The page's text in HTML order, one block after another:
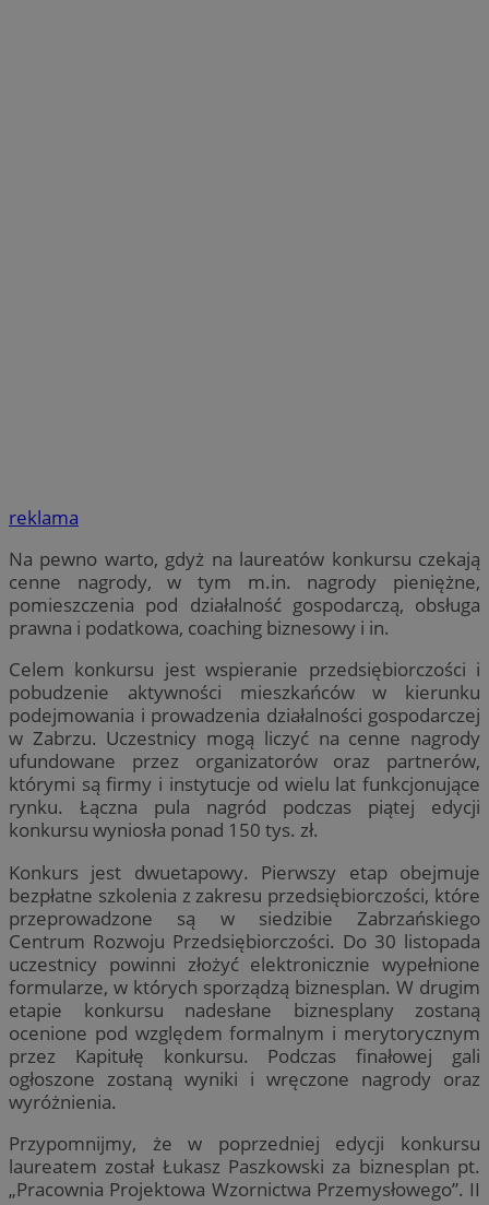
reklama
Na pewno warto, gdyż na laureatów konkursu czekają
cenne nagrody, w tym m.in. nagrody pieniężne,
pomieszczenia pod działalność gospodarczą, obsługa
prawna i podatkowa, coaching biznesowy i in.
Celem konkursu jest wspieranie przedsiębiorczości i
pobudzenie aktywności mieszkańców w kierunku
podejmowania i prowadzenia działalności gospodarczej
w Zabrzu. Uczestnicy mogą liczyć na cenne nagrody
ufundowane przez organizatorów oraz partnerów,
którymi są firmy i instytucje od wielu lat funkcjonujące
rynku. Łączna pula nagród podczas piątej edycji
konkursu wyniosła ponad 150 tys. zł.
Konkurs jest dwuetapowy. Pierwszy etap obejmuje
bezpłatne szkolenia z zakresu przedsiębiorczości, które
przeprowadzone są w siedzibie Zabrzańskiego
Centrum Rozwoju Przedsiębiorczości. Do 30 listopada
uczestnicy powinni złożyć elektronicznie wypełnione
formularze, w których sporządzą biznesplan. W drugim
etapie konkursu nadesłane biznesplany zostaną
ocenione pod względem formalnym i merytorycznym
przez Kapitułę konkursu. Podczas finałowej gali
ogłoszone zostaną wyniki i wręczone nagrody oraz
wyróżnienia.
Przypomnijmy, że w poprzedniej edycji konkursu
laureatem został Łukasz Paszkowski za biznesplan pt.
„Pracownia Projektowa Wzornictwa Przemysłowego”. II